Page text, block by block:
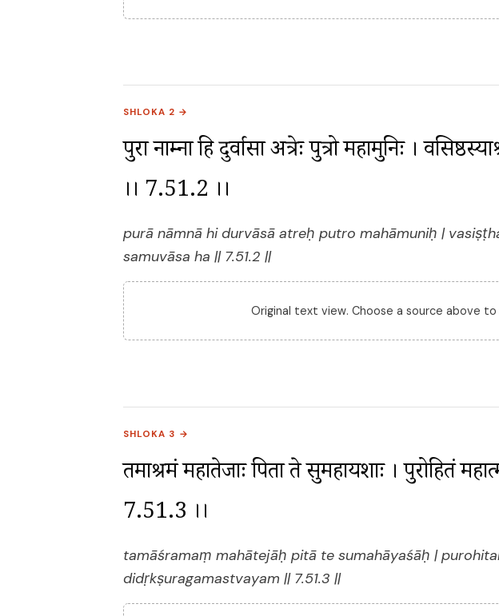
SHLOKA 2 →
पुरा नाम्ना हि दुर्वासा अत्रेः पुत्रो महामुनिः ।
।। 7.51.2 ।।
purā nāmnā hi durvāsā atreḥ putro mahāmuniḥ |
samuvāsa ha || 7.51.2 ||
Original text view. Choose a source above
SHLOKA 3 →
तमाश्रमं महातेजाः पिता ते सुमहायशाः । पुरोहितं
7.51.3 ।।
tamāśramaṃ mahātejāḥ pitā te sumahāyaśāḥ |
didṛkṣuragamastvayam || 7.51.3 ||